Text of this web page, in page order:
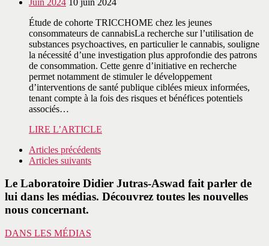
Étude de cohorte TRICCHOME chez les jeunes
consommateurs de cannabisLa recherche sur l’utilisation de
substances psychoactives, en particulier le cannabis, souligne
la nécessité d’une investigation plus approfondie des patrons
de consommation. Cette genre d’initiative en recherche
permet notamment de stimuler le développement
d’interventions de santé publique ciblées mieux informées,
tenant compte à la fois des risques et bénéfices potentiels
associés…
LIRE L’ARTICLE
Articles précédents
Articles suivants
Le Laboratoire Didier Jutras-Aswad fait parler de
lui dans les médias. Découvrez toutes les nouvelles
nous concernant.
DANS LES MÉDIAS